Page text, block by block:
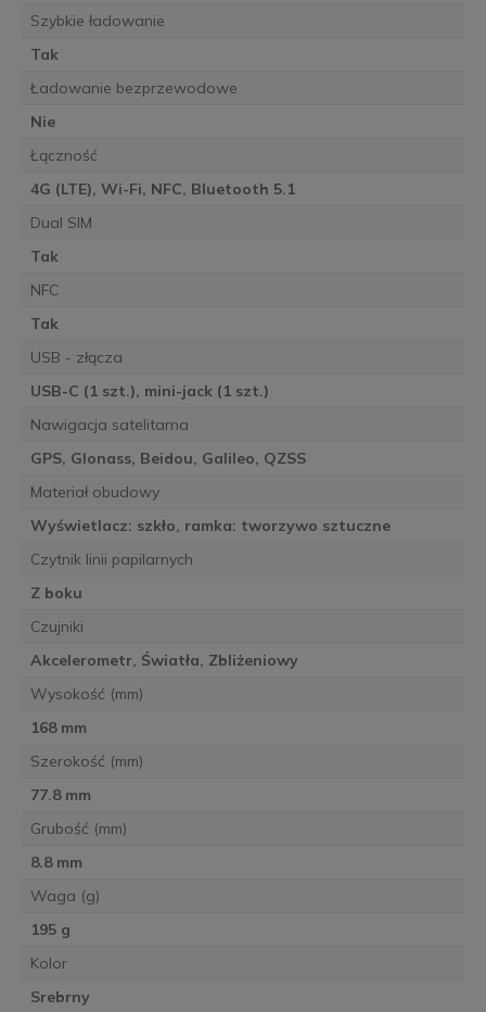
Szybkie ładowanie
Tak
Ładowanie bezprzewodowe
Nie
Łączność
4G (LTE), Wi-Fi, NFC, Bluetooth 5.1
Dual SIM
Tak
NFC
Tak
USB - złącza
USB-C (1 szt.), mini-jack (1 szt.)
Nawigacja satelitarna
GPS, Glonass, Beidou, Galileo, QZSS
Materiał obudowy
Wyświetlacz: szkło, ramka: tworzywo sztuczne
Czytnik linii papilarnych
Z boku
Czujniki
Akcelerometr, Światła, Zbliżeniowy
Wysokość (mm)
168 mm
Szerokość (mm)
77.8 mm
Grubość (mm)
8.8 mm
Waga (g)
195 g
Kolor
Srebrny